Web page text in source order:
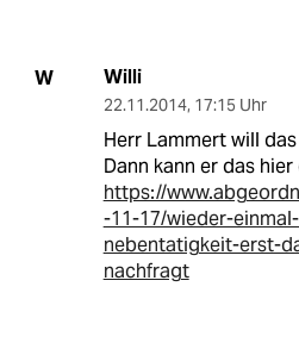
W Willi
22.11.2014, 17:15 Uhr
Herr Lammert will
Dann kann er das
https://
-11-17/wieder-
nebentatigkeit-erst-
nachfragt